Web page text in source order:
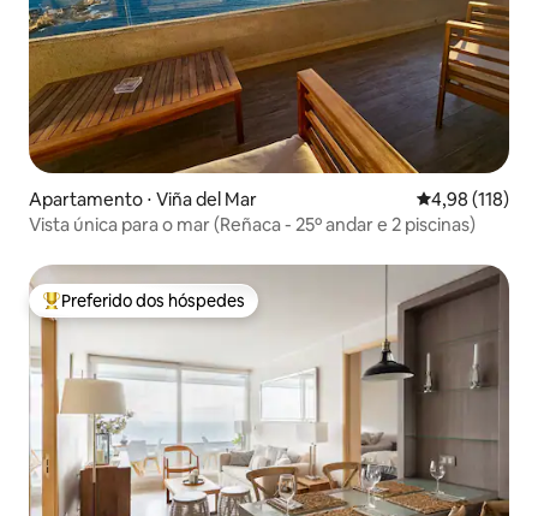
Apartamento ⋅ Viña del Mar 4,98 de uma
4,98 (118)
Vista única para o mar (Reñaca - 25º andar e 2 piscinas)
Entre os melhores preferidos dos hóspedes
Preferido dos hóspedes